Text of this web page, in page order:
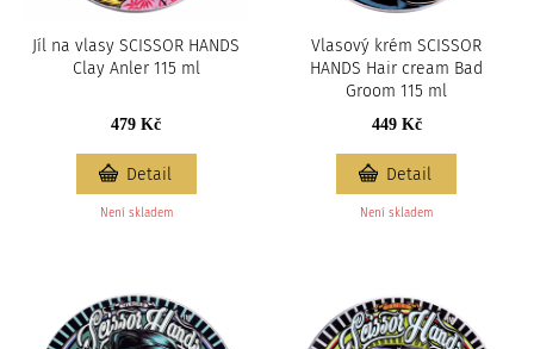
Jíl na vlasy SCISSOR HANDS
Clay Anler 115 ml
479 Kč
Není skladem
Detail
Vlasový krém SCISSOR
HANDS Hair cream Bad
Groom 115 ml
449 Kč
Není skladem
Detail